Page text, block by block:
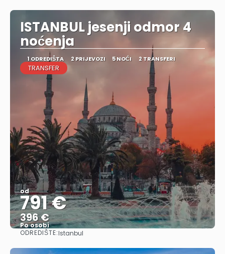
ISTANBUL jesenji odmor 4
noćenja
1 ODREDIŠTA 2 PRIJEVOZI 5 NOĆI 2 TRANSFERI
TRANSFER
od
791 €
396 €
Po osobi
ODREDIŠTE:Istanbul